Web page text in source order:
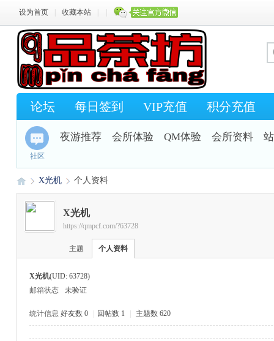
设为首页 收藏本站
论坛 每日签到 VIP充值 积分充值
社区
夜游推荐 会所体验 QM体验 会所资料
›
X光机 个人资料
X光机
https://qmpcf.com/?63728
主题 个人资料
X光机(UID: 63728)
邮箱状态
未验证
统计信息 好友数 0 回帖数 1 主题数 620